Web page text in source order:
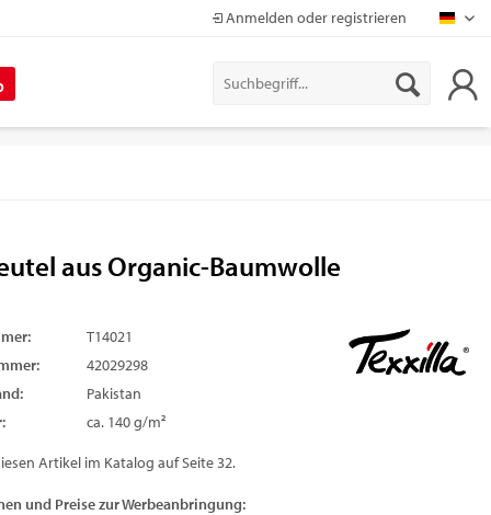
Anmelden oder registrieren
aus Organic-Baumwolle
T14021
42029298
Pakistan
ca. 140 g/m²
Artikel im Katalog auf Seite 32.
und Preise zur Werbeanbringung: